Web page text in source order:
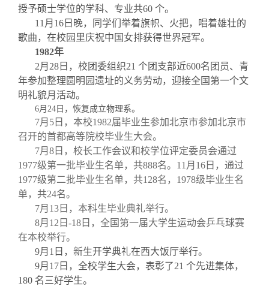
授予硕士学位的学科、专业共60 个。
11 月16日晚，同学们举着旗帜、火把，唱着雄壮的
歌曲，在校园里庆祝中国女排获得世界冠军。
1982年
2月28日 ，校团委组织21 个团支部近600名团员、青
年参加整理圆明园遗址的义务劳动，迎接全国第一个文
明礼貌月活动。
6月24日 ，恢复成立物理系。
7月5日，本校1982届毕业生参加北京市参加北京市
召开的首都高等院校毕业生大会。
7月8日，校长工作会议和校学位评定委员会通过
1977级第一批毕业生名单，共888名。11月16日，通过
1977级第二批毕业生名单，共128名，1978级毕业生名
单，共24名。
7月13日，本科生毕业典礼举行。
8月12日-18日，全国第一届大学生运动会乒乓球赛
在本校举行。
9月 1 日，新生开学典礼在西大饭厅举行。
9月17日 ，全校学生大会，表彰了21 个先进集体，
180 名三好学生。